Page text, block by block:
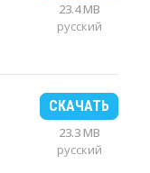
23.4 MB
русский
СКАЧАТЬ
23.3 MB
русский